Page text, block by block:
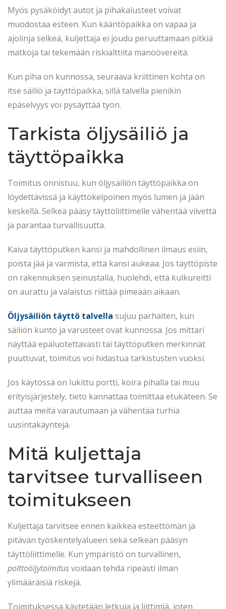
Myös pysäköidyt autot ja pihakalusteet voivat
muodostaa esteen. Kun kääntöpaikka on vapaa ja
ajolinja selkeä, kuljettaja ei joudu peruuttamaan pitkiä
matkoja tai tekemään riskialttiita manöövereitä.
Kun piha on kunnossa, seuraava kriittinen kohta on
itse säiliö ja täyttöpaikka, sillä talvella pienikin
epäselvyys voi pysäyttää työn.
Tarkista öljysäiliö ja
täyttöpaikka
Toimitus onnistuu, kun öljysäiliön täyttöpaikka on
löydettävissä ja käyttökelpoinen myös lumen ja jään
keskellä. Selkeä pääsy täyttöliittimelle vähentää viivettä
ja parantaa turvallisuutta.
Kaiva täyttöputken kansi ja mahdollinen ilmaus esiin,
poista jää ja varmista, että kansi aukeaa. Jos täyttöpiste
on rakennuksen seinustalla, huolehdi, että kulkureitti
on aurattu ja valaistus riittää pimeään aikaan.
Öljysäiliön täyttö talvella sujuu parhaiten, kun
säiliön kunto ja varusteet ovat kunnossa. Jos mittari
näyttää epäluotettavasti tai täyttöputken merkinnät
puuttuvat, toimitus voi hidastua tarkistusten vuoksi.
Jos käytössä on lukittu portti, koira pihalla tai muu
erityisjärjestely, tieto kannattaa toimittaa etukäteen. Se
auttaa meitä varautumaan ja vähentää turhia
uusintakäyntejä.
Mitä kuljettaja
tarvitsee turvalliseen
toimitukseen
Kuljettaja tarvitsee ennen kaikkea esteettömän ja
pitävän työskentelyalueen sekä selkeän pääsyn
täyttöliittimelle. Kun ympäristö on turvallinen,
polttoöljytoimitusvoidaan tehdä ripeästi ilman
ylimääräisiä riskejä.
Toimituksessa käytetään letkuja ja liittimiä, joten